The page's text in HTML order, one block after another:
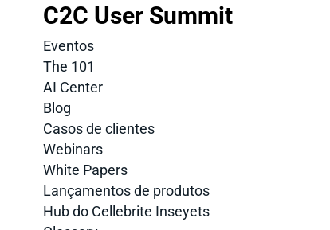
C2C User Summit
Eventos
The 101
AI Center
Blog
Casos de clientes
Webinars
White Papers
Lançamentos de produtos
Hub do Cellebrite Inseyets